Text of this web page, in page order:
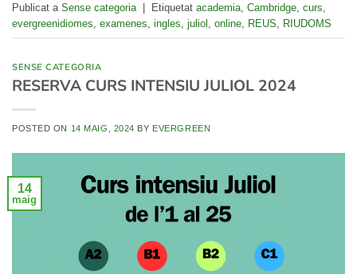
Publicat a Sense categoria | Etiquetat academia Cambridge curs
evergreenidiomes examenes ingles juliol online REUS RIUDOMS
SENSE CATEGORIA
RESERVA CURS INTENSIU JULIOL 2024
POSTED ON 14 MAIG, 2024 BY EVERGREEN
14
maig